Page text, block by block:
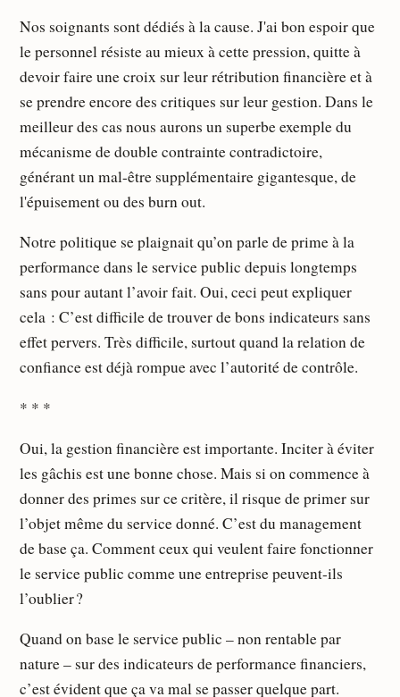
Nos soignants sont dédiés à la cause. J'ai bon espoir que
le personnel résiste au mieux à cette pression, quitte à
devoir faire une croix sur leur rétribution financière et à
se prendre encore des critiques sur leur gestion. Dans le
meilleur des cas nous aurons un superbe exemple du
mécanisme de double contrainte contradictoire,
générant un mal-être supplémentaire gigantesque, de
l'épuisement ou des burn out.
Notre politique se plaignait qu’on parle de prime à la
performance dans le service public depuis longtemps
sans pour autant l’avoir fait. Oui, ceci peut expliquer
cela : C’est difficile de trouver de bons indicateurs sans
effet pervers. Très difficile, surtout quand la relation de
confiance est déjà rompue avec l’autorité de contrôle.
* * *
Oui, la gestion financière est importante. Inciter à éviter
les gâchis est une bonne chose. Mais si on commence à
donner des primes sur ce critère, il risque de primer sur
l’objet même du service donné. C’est du management
de base ça. Comment ceux qui veulent faire fonctionner
le service public comme une entreprise peuvent-ils
l’oublier ?
Quand on base le service public – non rentable par
nature – sur des indicateurs de performance financiers,
c’est évident que ça va mal se passer quelque part.